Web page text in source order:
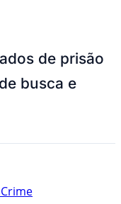
de prisão
busca e
Crime